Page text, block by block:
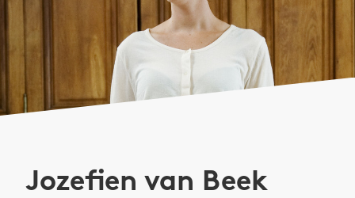
Jozefien van Beek